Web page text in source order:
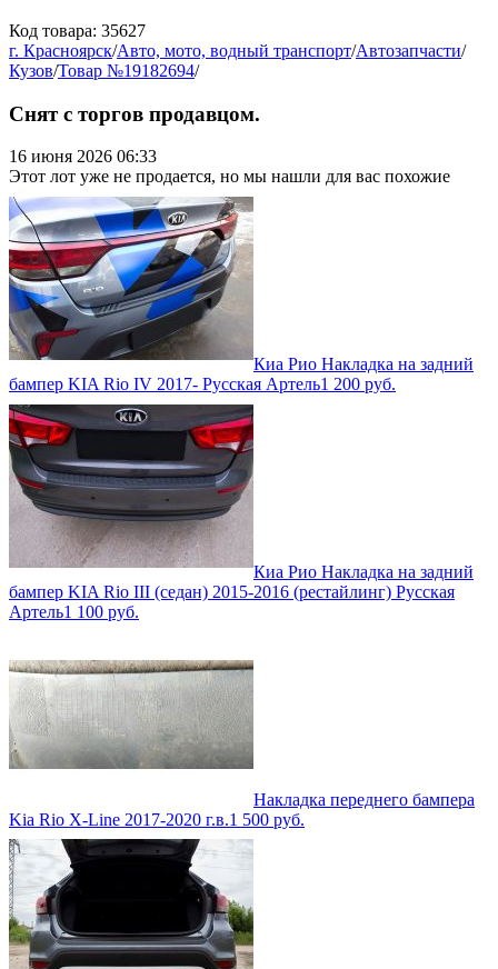
Код товара: 35627
г. Красноярск/Авто, мото, водный транспорт/Автозапчасти/
Кузов/Товар №19182694/
Снят с торгов продавцом.
16 июня 2026 06:33
Этот лот уже не продается, но мы нашли для вас похожие
Киа Рио Накладка на задний
бампер KIA Rio IV 2017- Русская Артель1 200 руб.
Киа Рио Накладка на задний
бампер KIA Rio III (седан) 2015-2016 (рестайлинг) Русская
Артель1 100 руб.
Накладка переднего бампера
Kia Rio X-Line 2017-2020 г.в.1 500 руб.